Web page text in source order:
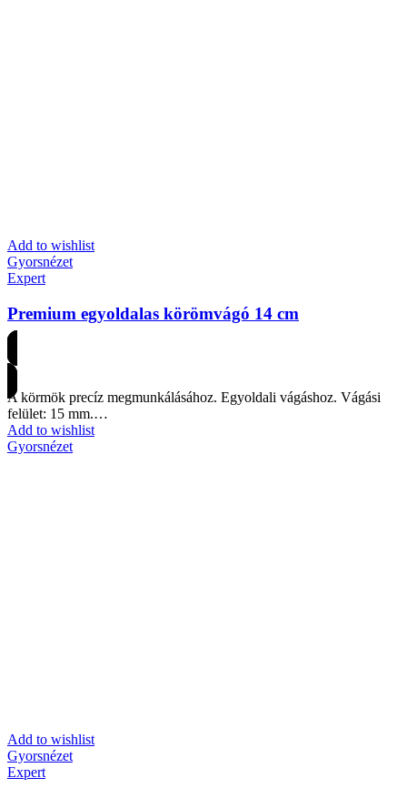
Add to wishlist
Gyorsnézet
Expert
Premium egyoldalas körömvágó 14 cm
A körmök precíz megmunkálásához. Egyoldali vágáshoz. Vágási
felület: 15 mm.…
Add to wishlist
Gyorsnézet
Add to wishlist
Gyorsnézet
Expert